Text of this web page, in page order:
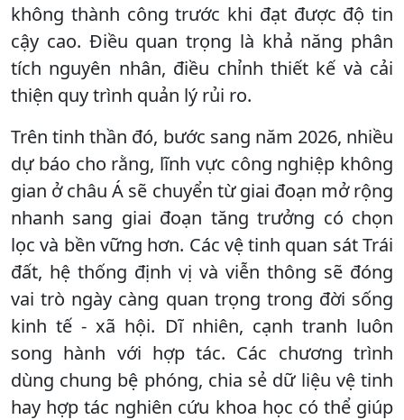
không thành công trước khi đạt được độ tin
cậy cao. Điều quan trọng là khả năng phân
tích nguyên nhân, điều chỉnh thiết kế và cải
thiện quy trình quản lý rủi ro.
Trên tinh thần đó, bước sang năm 2026, nhiều
dự báo cho rằng, lĩnh vực công nghiệp không
gian ở châu Á sẽ chuyển từ giai đoạn mở rộng
nhanh sang giai đoạn tăng trưởng có chọn
lọc và bền vững hơn. Các vệ tinh quan sát Trái
đất, hệ thống định vị và viễn thông sẽ đóng
vai trò ngày càng quan trọng trong đời sống
kinh tế - xã hội. Dĩ nhiên, cạnh tranh luôn
song hành với hợp tác. Các chương trình
dùng chung bệ phóng, chia sẻ dữ liệu vệ tinh
hay hợp tác nghiên cứu khoa học có thể giúp